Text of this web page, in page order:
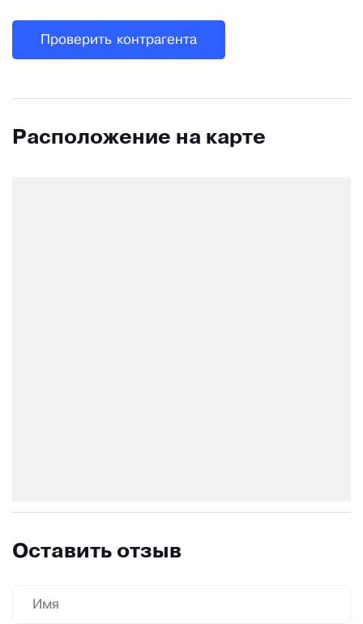
Проверить контрагента
Расположение на карте
Оставить отзыв